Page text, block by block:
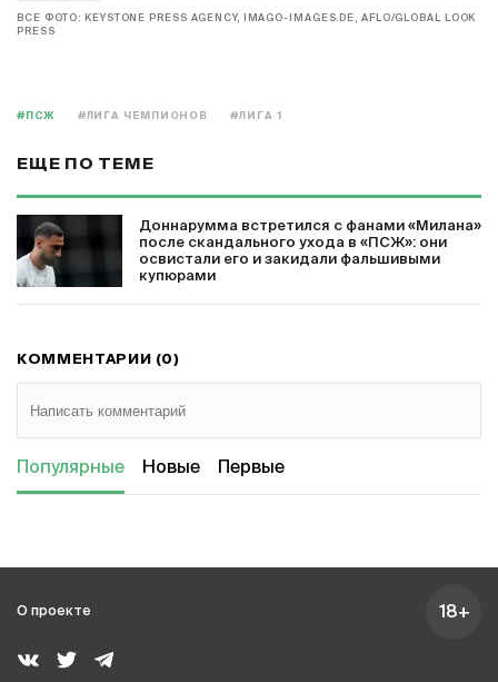
ВСЕ ФОТО: KEYSTONE PRESS AGENCY, IMAGO-IMAGES.DE, AFLO/GLOBAL LOOK
PRESS
#ПСЖ #ЛИГА ЧЕМПИОНОВ #ЛИГА 1
ЕЩЕ ПО ТЕМЕ
Доннарумма встретился с фанами «Милана»
после скандального ухода в «ПСЖ»: они
освистали его и закидали фальшивыми
купюрами
КОММЕНТАРИИ (0)
Популярные Новые Первые
О проекте 18+